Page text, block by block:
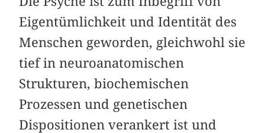
Eigentümlichkeit und Identität des
Menschen geworden, gleichwohl sie
tief in neuroanatomischen
Strukturen, biochemischen
Prozessen und genetischen
Dispositionen verankert ist und